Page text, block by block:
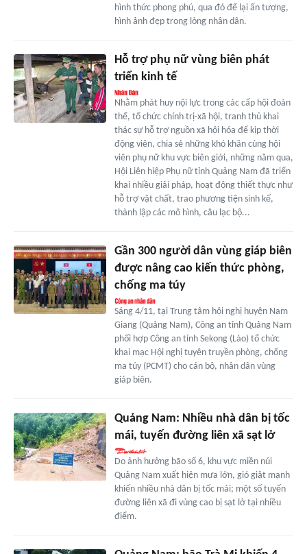
hình thức phong phú, qua đó để lại ấn tượng,
hình ảnh đẹp trong lòng nhân dân.
Hỗ trợ phụ nữ vùng biên phát
triển kinh tế
Nhằm phát huy nội lực trong các cấp hội đoàn
thể, tổ chức chính trị-xã hội, tranh thủ khai
thác sự hỗ trợ nguồn xã hội hóa để kịp thời
động viên, chia sẻ những khó khăn cùng hội
viên phụ nữ khu vực biên giới, những năm qua,
Hội Liên hiệp Phụ nữ tỉnh Quảng Nam đã triển
khai nhiều giải pháp, hoạt động thiết thực như
hỗ trợ vật chất, trao phương tiện sinh kế,
thành lập các mô hình, câu lạc bộ...
Gần 300 người dân vùng giáp biên
được nâng cao kiến thức phòng,
chống ma túy
Sáng 4/11, tại Trung tâm hội nghị huyện Nam
Giang (Quảng Nam), Công an tỉnh Quảng Nam
phối hợp Công an tỉnh Sekong (Lào) tổ chức
khai mạc Hội nghị tuyên truyền phòng, chống
ma túy (PCMT) cho cán bộ, nhân dân vùng
giáp biên.
Quảng Nam: Nhiều nhà dân bị tốc
mái, tuyến đường liên xã sạt lở
Do ảnh hưởng bão số 6, khu vực miền núi
Quảng Nam xuất hiện mưa lớn, gió giật mạnh
khiến nhiều nhà dân bị tốc mái; một số tuyến
đường liên xã đi vùng cao bị sạt lở tại nhiều
điểm.